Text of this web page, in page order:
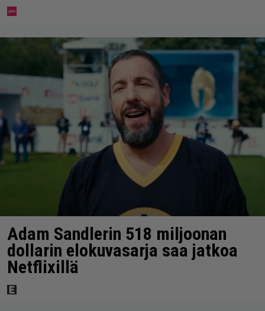
Adam Sandlerin 518 miljoonan
dollarin elokuvasarja saa jatkoa
Netflixillä